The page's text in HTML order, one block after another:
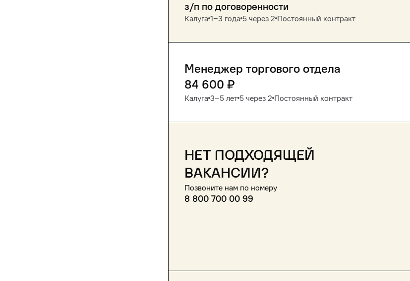
з/п по договоренности
Калуга 1‒3 года 5 через 2 Постоянный контракт
Менеджер торгового отдела
84 600 ₽
Калуга 3‒5 лет 5 через 2 Постоянный контракт
Нет подходящей
вакансии?
Позвоните нам по номеру
8 800 700 00 99